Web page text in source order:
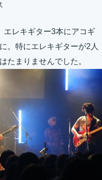
エレキギター3本にアコギ
。特にエレキギターが2人
たまりませんでした。